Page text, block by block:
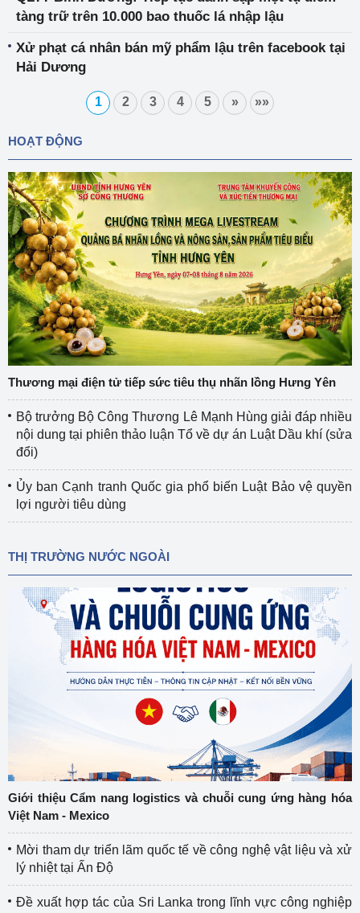
tàng trữ trên 10.000 bao thuốc lá nhập lậu
Xử phạt cá nhân bán mỹ phẩm lậu trên facebook tại
Hải Dương
1 2 3 4 5 » »»
HOẠT ĐỘNG
Thương mại điện tử tiếp sức tiêu thụ nhãn lồng Hưng Yên
Bộ trưởng Bộ Công Thương Lê Mạnh Hùng giải đáp nhiều
nội dung tại phiên thảo luận Tổ về dự án Luật Dầu khí (sửa
đổi)
Ủy ban Cạnh tranh Quốc gia phổ biến Luật Bảo vệ quyền
lợi người tiêu dùng
THỊ TRƯỜNG NƯỚC NGOÀI
Giới thiệu Cẩm nang logistics và chuỗi cung ứng hàng hóa
Việt Nam - Mexico
Mời tham dự triển lãm quốc tế về công nghệ vật liệu và xử
lý nhiệt tại Ấn Độ
Đề xuất hợp tác của Sri Lanka trong lĩnh vực công nghiệp